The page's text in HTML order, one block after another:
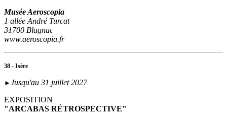
Musée Aeroscopia
1 allée André Turcat
31700 Blagnac
www.aeroscopia.fr
38 - Isère
► Jusqu'au 31 juillet 2027
EXPOSITION
"ARCABAS RÉTROSPECTIVE"